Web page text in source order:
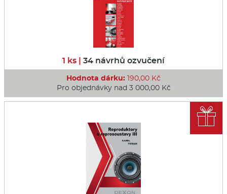
1 ks | 34 návrhů ozvučení
Hodnota dárku: 190,00 Kč
Pro objednávky nad 3 000,00 Kč
